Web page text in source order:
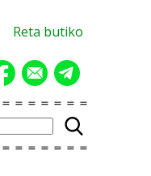
Reta butiko